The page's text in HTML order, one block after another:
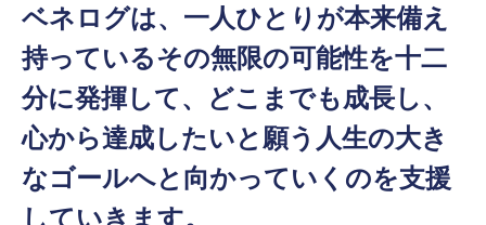
ベネログは、一人ひとりが本来備え
持っているその無限の可能性を十二
分に発揮して、どこまでも成長し、
心から達成したいと願う人生の大き
なゴールへと向かっていくのを支援
していきます。